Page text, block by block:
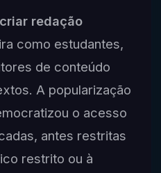
redação
como estudantes,
de conteúdo
A popularização
o acesso
antes restritas
restrito ou à